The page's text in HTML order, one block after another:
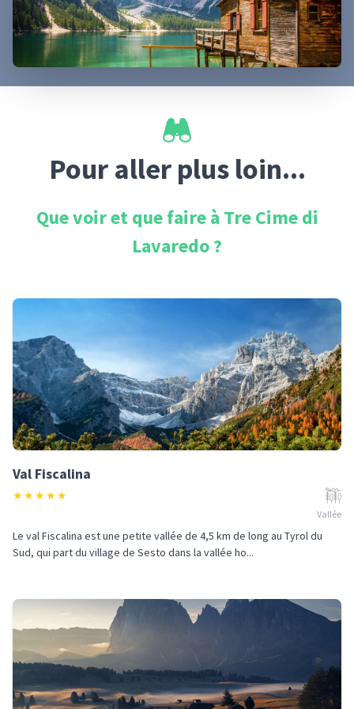
Pour aller plus loin...
Que voir et que faire à Tre Cime di
Lavaredo?
Val Fiscalina
★★★★★
Vallée
Le val Fiscalina est une petite vallée de 4,5 km de long au Tyrol du
Sud, qui part du village de Sesto dans la vallée ho...